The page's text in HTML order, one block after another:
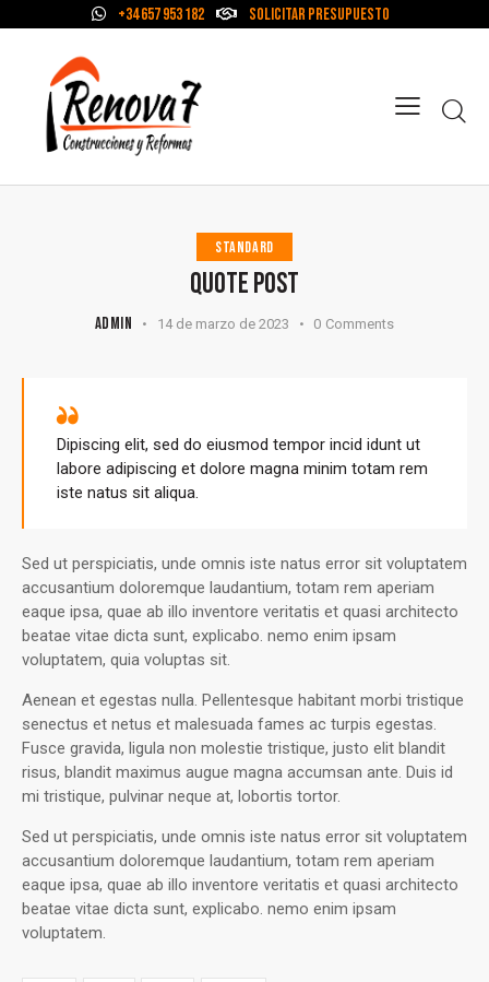
+34 657 953 182 Solicitar Presupuesto
STANDARD
QUOTE POST
ADMIN 14 de marzo de 2023 0 Comments
Dipiscing elit, sed do eiusmod tempor incid idunt ut
labore adipiscing et dolore magna minim totam rem
iste natus sit aliqua.
Sed ut perspiciatis, unde omnis iste natus error sit voluptatem
accusantium doloremque laudantium, totam rem aperiam
eaque ipsa, quae ab illo inventore veritatis et quasi architecto
beatae vitae dicta sunt, explicabo. nemo enim ipsam
voluptatem, quia voluptas sit.
Aenean et egestas nulla. Pellentesque habitant morbi tristique
senectus et netus et malesuada fames ac turpis egestas.
Fusce gravida, ligula non molestie tristique, justo elit blandit
risus, blandit maximus augue magna accumsan ante. Duis id
mi tristique, pulvinar neque at, lobortis tortor.
Sed ut perspiciatis, unde omnis iste natus error sit voluptatem
accusantium doloremque laudantium, totam rem aperiam
eaque ipsa, quae ab illo inventore veritatis et quasi architecto
beatae vitae dicta sunt, explicabo. nemo enim ipsam
voluptatem.